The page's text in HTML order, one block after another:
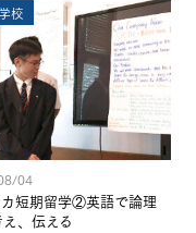
校
04
カ短期留学②英語で論理
、伝える